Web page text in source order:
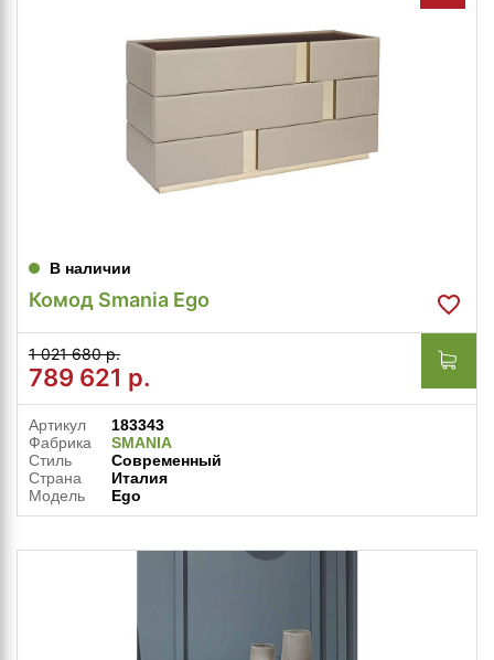
В наличии
Комод Smania Ego
1 021 680 р.
789 621 р.
Артикул
183343
Фабрика
SMANIA
Стиль
Современный
Страна
Италия
Модель
Ego